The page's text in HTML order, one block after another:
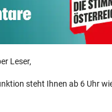
Leser,
steht Ihnen ab 6 Uhr